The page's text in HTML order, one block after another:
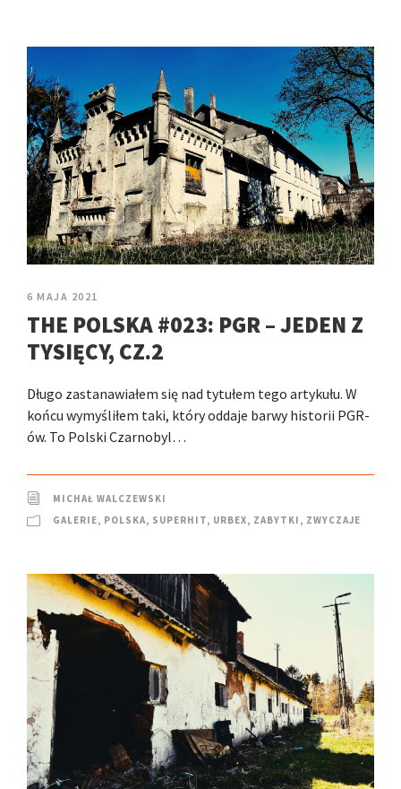
6 MAJA 2021
THE POLSKA #023: PGR – JEDEN Z
TYSIĘCY, CZ.2
Długo zastanawiałem się nad tytułem tego artykułu. W
końcu wymyśliłem taki, który oddaje barwy historii PGR-
ów. To Polski Czarnobyl…
MICHAŁ WALCZEWSKI
GALERIE, POLSKA, SUPERHIT, URBEX, ZABYTKI , ZWYCZAJE